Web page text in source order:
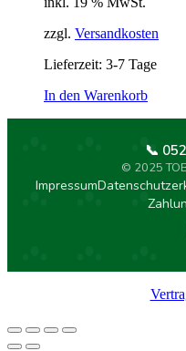
zzgl. Versandkosten
Lieferzeit: 3-7 Tage
In den Warenkorb
Impressum
📞
© 2025